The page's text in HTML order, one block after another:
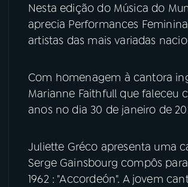
FESTIVAL DE MÚSICA
ACOMPANHE A RÁDIO NACIONAL
Instagram X
Nesta edição do Música do
aprecia Performances
artistas das mais variadas
Com homenagem à cantora
Marianne Faithfull que faleceu
anos no dia 30 de janeiro de
Juliette Gréco apresenta uma
Serge Gainsbourg compôs
1962 : "Accordeón". A jovem